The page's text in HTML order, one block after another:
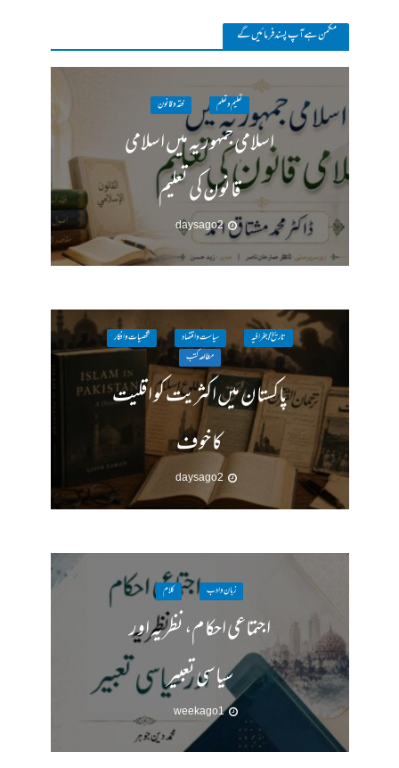
مکمن ہےآپ پسند فرمائیں گے
تعلیم و تعلم فقہ وقانون
اسلامی جمہوریہ میں اسلامی
قانون کی تعلیم
2 days ago
تاریخ / جغرافیہ سیاست واقتصاد
شخصیات وافکار
مطالعہ کتب
پاکستان میں اکثریت کو اقلیت
کا خوف
2 days ago
زبان وادب کلام
اجتماعی احکام، نظریہ اور
سیاسی تعبیر
1 week ago